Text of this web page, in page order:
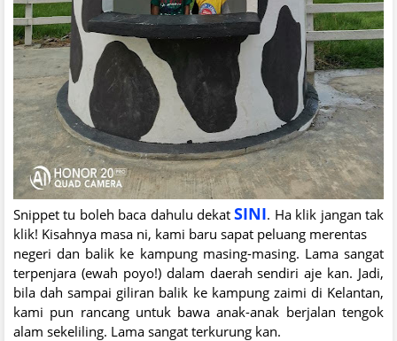
Snippet tu boleh baca dahulu dekatSINI. Ha klik jangan tak
klik! Kisahnya masa ni, kami baru sapat peluang merentas
negeri dan balik ke kampung masing-masing. Lama sangat
terpenjara (ewah poyo!) dalam daerah sendiri aje kan. Jadi,
bila dah sampai giliran balik ke kampung zaimi di Kelantan,
kami pun rancang untuk bawa anak-anak berjalan tengok
alam sekeliling. Lama sangat terkurung kan.